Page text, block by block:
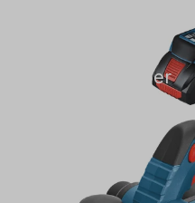
Akku-Schrauber